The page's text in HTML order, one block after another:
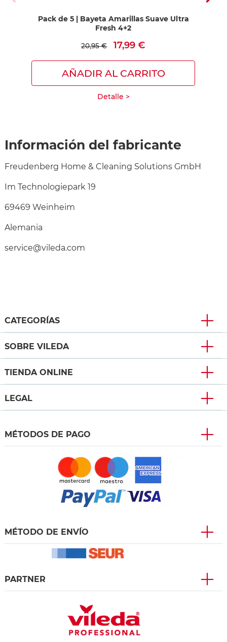
Pack de 5 | Bayeta Amarillas Suave Ultra
Fresh 4+2
20,95 € 17,99 €
AÑADIR AL CARRITO
Detalle >
Información del fabricante
Freudenberg Home & Cleaning Solutions GmbH
Im Technologiepark 19
69469 Weinheim
Alemania
service@vileda.com
CATEGORÍAS
SOBRE VILEDA
TIENDA ONLINE
LEGAL
MÉTODOS DE PAGO
MÉTODO DE ENVÍO
PARTNER